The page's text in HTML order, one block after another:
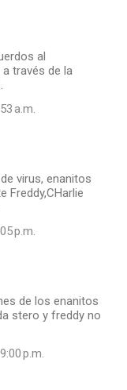
al
través de la
a.m.
virus, enanitos
Freddy,CHarlie
p.m.
de los enanitos
stero y freddy no
p.m.